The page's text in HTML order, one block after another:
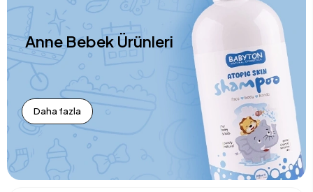
Anne Bebek Ürünleri
Daha fazla